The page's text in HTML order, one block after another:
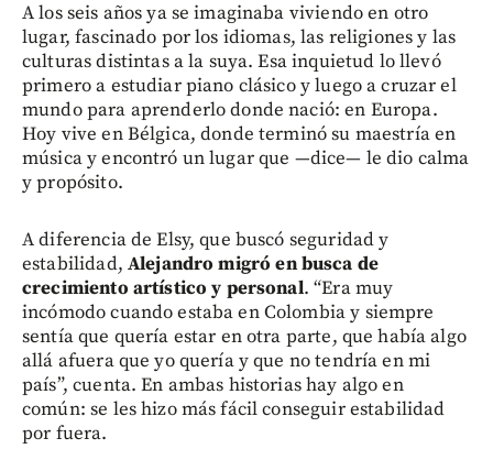
A los seis años ya se imaginaba viviendo en otro
lugar, fascinado por los idiomas, las religiones y las
culturas distintas a la suya. Esa inquietud lo llevó
primero a estudiar piano clásico y luego a cruzar el
mundo para aprenderlo donde nació: en Europa.
Hoy vive en Bélgica, donde terminó su maestría en
música y encontró un lugar que —dice— le dio calma
y propósito.
A diferencia de Elsy, que buscó seguridad y
estabilidad, Alejandro migró en busca de
crecimiento artístico y personal. “Era muy
incómodo cuando estaba en Colombia y siempre
sentía que quería estar en otra parte, que había algo
allá afuera que yo quería y que no tendría en mi
país”, cuenta. En ambas historias hay algo en
común: se les hizo más fácil conseguir estabilidad
por fuera.